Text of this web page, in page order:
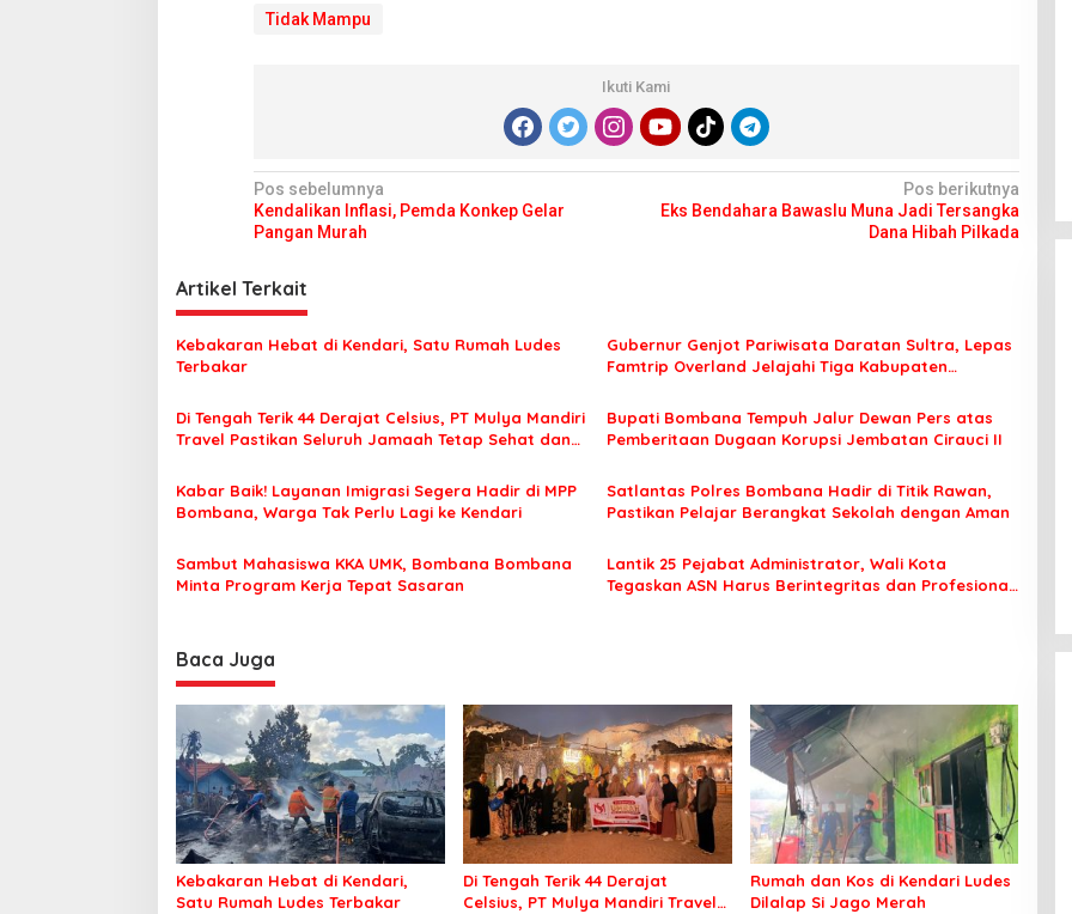
n
Tidak Mampu
Ikuti Kami
N
a
i
g
a
i
o
s
Pos sebelumnya
Kendalikan Inflasi, Pemda Konkep Gelar
Pangan Murah
Pos berikutnya
Eks Bendahara Bawaslu Muna Jadi Tersangka
Dana Hibah Pilkada
Artikel Terkait
Kebakaran Hebat di Kendari, Satu Rumah Ludes
Terbakar
Gubernur Genjot Pariwisata Daratan Sultra, Lepas
Famtrip Overland Jelajahi Tiga Kabupaten
Di Tengah Terik 44 Derajat Celsius, PT Mulya Mandiri
Travel Pastikan Seluruh Jamaah Tetap Sehat dan
Bupati Bombana Tempuh Jalur Dewan Pers atas
Pemberitaan Dugaan Korupsi Jembatan Cirauci II
Kabar Baik! Layanan Imigrasi Segera Hadir di MPP
Bombana, Warga Tak Perlu Lagi ke Kendari
Satlantas Polres Bombana Hadir di Titik Rawan,
Pastikan Pelajar Berangkat Sekolah dengan Aman
Sambut Mahasiswa KKA UMK, Bombana Bombana
Minta Program Kerja Tepat Sasaran
Lantik 25 Pejabat Administrator, Wali Kota
Tegaskan ASN Harus Berintegritas dan Profesional
Baca Juga
Kebakaran Hebat di Kendari,
Satu Rumah Ludes Terbakar
Di Tengah Terik 44 Derajat
Celsius, PT Mulya Mandiri Travel
Rumah dan Kos di Kendari Ludes
Dilalap Si Jago Merah